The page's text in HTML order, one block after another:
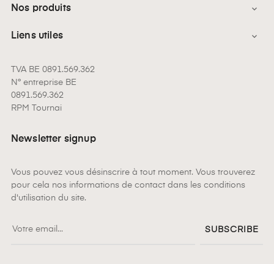
Nos produits 
Liens utiles 
TVA BE 0891.569.362
N° entreprise BE
0891.569.362
RPM Tournai
Newsletter signup
Vous pouvez vous désinscrire à tout moment. Vous trouverez
pour cela nos informations de contact dans les conditions
d'utilisation du site.
SUBSCRIBE